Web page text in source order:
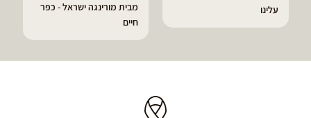
מבית מורינגה ישראל - כפר
הפסקתי לסבול מהתקפי
גאוט ודלקות